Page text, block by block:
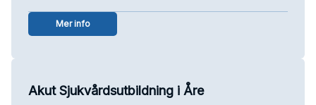
Mer info
Akut Sjukvårdsutbildning i Åre